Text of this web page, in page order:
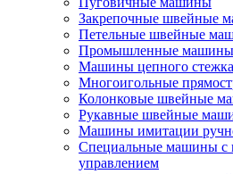
Закрепочные швейные
Петельные швейные
Промышленные машины
Машины цепного
Многоигольные
Колонковые швейные
Рукавные швейные
Машины имитации
Специальные машины с
управлением